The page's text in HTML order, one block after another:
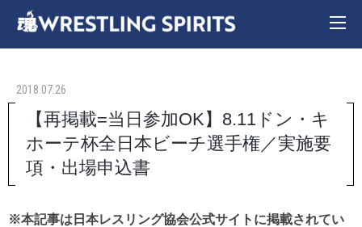
2018.07.26
【再掲載=当日参加OK】8.11ドン・キ
ホーテ杯全日本ビーチ選手権／実施要
項・出場申込書
※本記事は日本レスリング協会公式サイトに掲載されてい